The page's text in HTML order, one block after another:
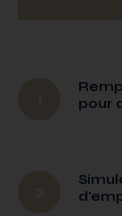
pour